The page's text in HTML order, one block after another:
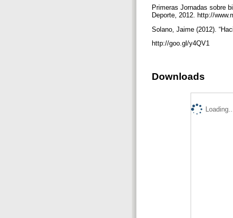
Primeras Jornadas sobre
Deporte, 2012. http://
Solano, Jaime (2012).
http://goo.gl/y4QV1
Downloads
Loading...